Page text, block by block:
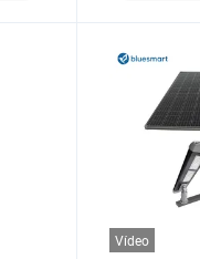
Vídeo